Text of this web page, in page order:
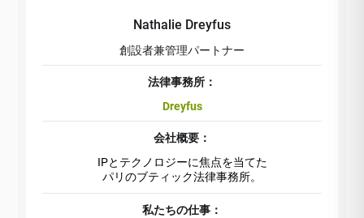
Nathalie Dreyfus
創設者兼管理パートナー
法律事務所：
Dreyfus
会社概要：
IPとテクノロジーに焦点を当てた
パリのブティック法律事務所。
私たちの仕事：